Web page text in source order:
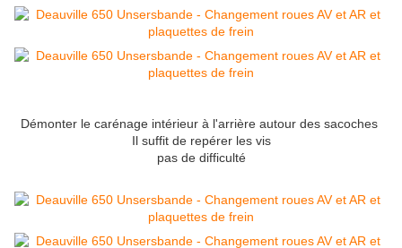
Démonter le carénage intérieur à l'arrière autour des sacoches
Il suffit de repérer les vis
pas de difficulté